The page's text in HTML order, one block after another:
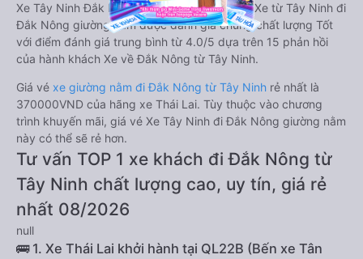
Xe Tây Ninh Đắk Nông giường nằm tốt nhất: Xe từ Tây Ninh đi
Đắk Nông giường nằm được đánh giá chung chất lượng Tốt
với điểm đánh giá trung bình từ 4.0/5 dựa trên 15 phản hồi
của hành khách Xe về Đắk Nông từ Tây Ninh.
Giá vé xe giường nằm đi Đắk Nông từ Tây Ninh rẻ nhất là
370000VND của hãng xe Thái Lai. Tùy thuộc vào chương
trình khuyến mãi, giá vé Xe Tây Ninh đi Đắk Nông giường nằm
này có thể sẽ rẻ hơn.
Tư vấn TOP 1 xe khách đi Đắk Nông từ
Tây Ninh chất lượng cao, uy tín, giá rẻ
nhất 08/2026
null
🚌 1. Xe Thái Lai khởi hành tại QL22B (Bến xe Tân